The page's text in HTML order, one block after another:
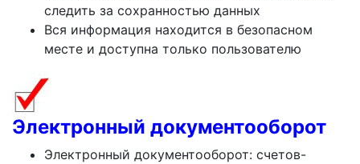
следить за сохранностью данных
Вся информация находится в безопасном
месте и доступна только пользователю
Электронный документооборот
Электронный документооборот: счетов-